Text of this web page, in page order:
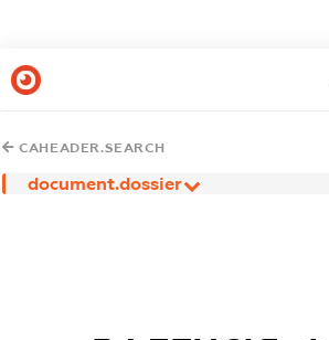
CAHEADER.SEARCH
document.dossier